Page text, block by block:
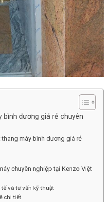
bình dương giá rẻ chuyên
thang máy bình dương giá rẻ
chuyên nghiệp tại Kenzo Việt
và tư vấn kỹ thuật
chi tiết